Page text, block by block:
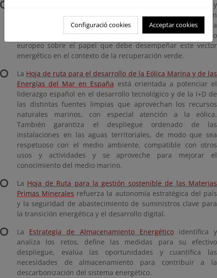
identifica los retos y
oportunidades para el progresivo desarrollo del biogás en
España, proporcionando una serie de medidas destinadas a
su impulso y promoción, y aprovechando el consenso
europeo sobre el papel que debe desempeñar este vector
energético en el contexto de la recuperación verde.
La Hoja de ruta para el desarrollo de la Eólica Marina y de las
Energías del Mar en España está orientada a potenciar el
liderazgo español en el desarrollo tecnológico y de la I+D de
las distintas fuentes limpias que aprovechan los recursos
naturales marinos, con especial atención a la eólica.
También garantiza el despliegue ordenado de las
instalaciones en las aguas territoriales, de modo que sea
respetuoso con el medio ambiente, compatible con otros
usos y actividades y se aproveche para mejorar el
conocimiento del medio marino.
La Hoja de Ruta para la gestión sostenible de las Materias
Primas Minerales refuerza la autonomía estratégica del país
y la seguridad de abastecimiento de suministros clave para
la transición energética y el desarrollo digital.
La Estrategia de Almacenamiento Energéticoidentifica y
analiza los retos, define las medidas para su efectivo
despliegue, evalúa las oportunidades y cuantifica las
necesidades de almacenamiento para contribuir a la
descarbonización del sistema energético.
Configuració cookies Acceptar cookies